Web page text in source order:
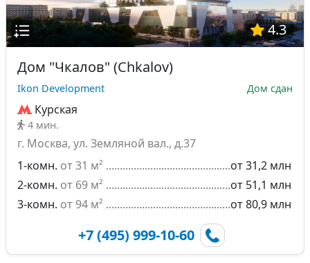
4.3
Дом "Чкалов" (Chkalov)
Ikon Development Дом сдан
Курская
4 мин.
г. Москва, ул. Земляной вал., д.37
1-комн. от 31 м²
от 31,2 млн
2-комн. от 69 м²
от 51,1 млн
3-комн. от 94 м² от 80,9 млн
+7 (495) 999-10-60